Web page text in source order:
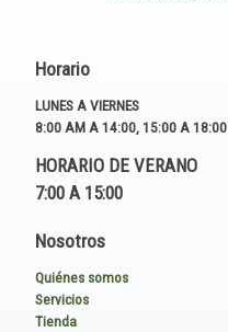
Horario
LUNES A VIERNES
8:00 AM A 14:00, 15:00 A 18:00
HORARIO DE VERANO
7:00 A 15:00
Nosotros
Quiénes somos
Servicios
Tienda